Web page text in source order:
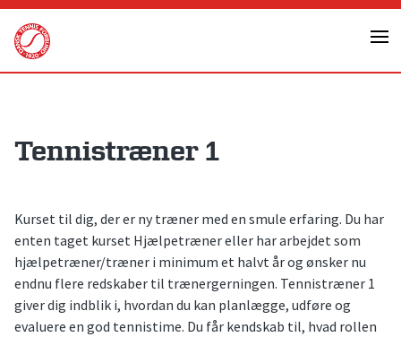
Skip
content
Tennistræner 1
Kurset til dig, der er ny træner med en smule erfaring. Du har
enten taget kurset Hjælpetræner eller har arbejdet som
hjælpetræner/træner i minimum et halvt år og ønsker nu
endnu flere redskaber til trænergerningen. Tennistræner 1
giver dig indblik i, hvordan du kan planlægge, udføre og
evaluere en god tennistime. Du får kendskab til, hvad rollen